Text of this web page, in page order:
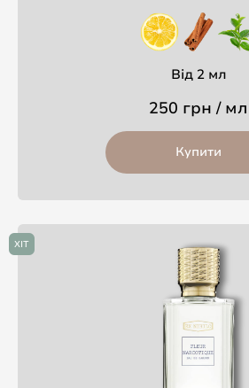
Від 2 мл
250 грн / мл
Купити
ХІТ